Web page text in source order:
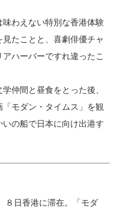
わえない特別な香港体験
たことと、喜劇俳優チャ
ハーバーですれ違ったこ
仲間と昼食をとった後、
モダン・タイムス」を観
の船で日本に向け出港す
８日香港に滞在。「モダ